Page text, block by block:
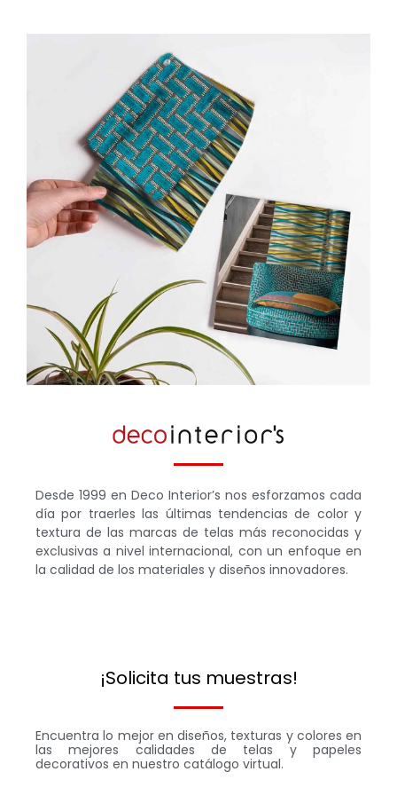
Desde 1999 en Deco Interior’s nos esforzamos cada
día por traerles las últimas tendencias de color y
textura de las marcas de telas más reconocidas y
exclusivas a nivel internacional, con un enfoque en
la calidad de los materiales y diseños innovadores.
¡Solicita tus muestras!
Encuentra lo mejor en diseños, texturas y colores en
las mejores calidades de telas y papeles
decorativos en nuestro catálogo virtual.